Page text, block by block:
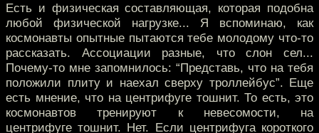
Есть и физическая составляющая, которая подобна
любой физической нагрузке... Я вспоминаю, как
космонавты опытные пытаются тебе молодому что-то
рассказать. Ассоциации разные, что слон сел...
Почему-то мне запомнилось: “Представь, что на тебя
положили плиту и наехал сверху троллейбус”. Еще
есть мнение, что на центрифуге тошнит. То есть, это
космонавтов тренируют к невесомости, на
центрифуге тошнит. Нет. Если центрифуга короткого